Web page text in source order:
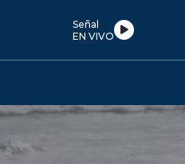
Señal
EN VIVO